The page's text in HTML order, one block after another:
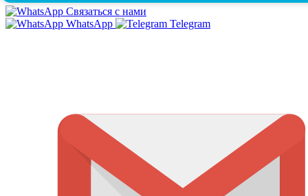
Связаться с нами
WhatsApp
Telegram